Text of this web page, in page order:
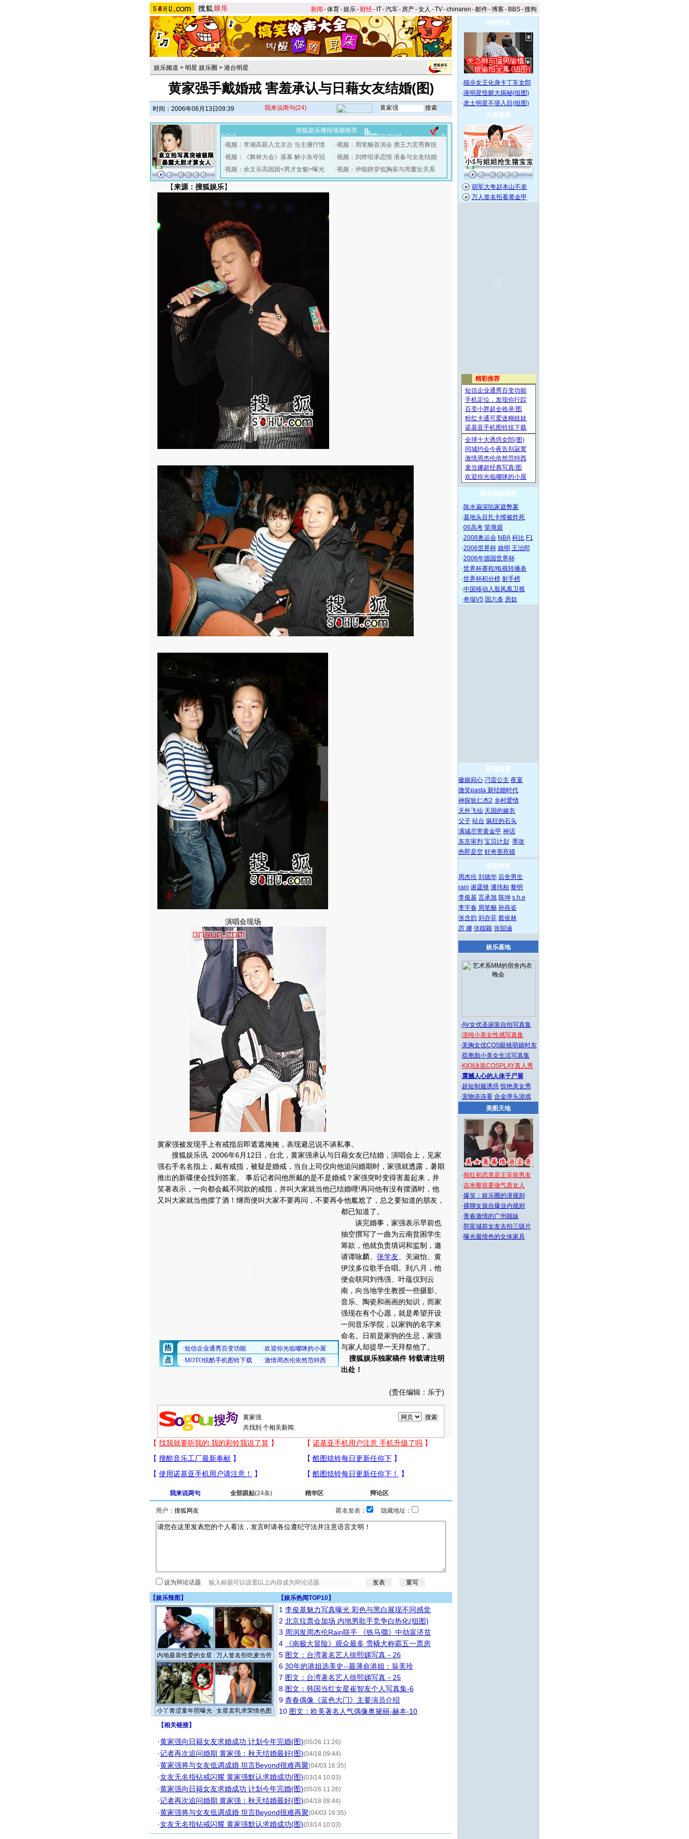
新闻 -体育-娱乐- 财经- IT-汽车- 房产-女人 -TV-chinaren -邮件-博客- BBS-搜狗
娱乐频道 > 明星 娱乐圈 > 港台明星
黄家强手戴婚戒 害羞承认与日藉女友结婚(图)
时间：2006年06月13日09:39 我来说两句(24)
搜狐娱乐播报视频推荐
·视频：李湘高薪入北京台 当主播疗情
·视频：《舞林大会》落幕 解小东夺冠
·视频：余文乐高园园<男才女貌>曝光
·视频：周笔畅首演会 携王力宏秀舞技
·视频：刘烨坦承恋情 准备与女友结婚
·视频：伊能静穿低胸装与周董扯关系
【来源：搜狐娱乐】
演唱会现场
黄家强被发现手上有戒指后即遮遮掩掩，表现避忌说不谈私事。
搜狐娱乐讯 2006年6月12日，台北，黄家强承认与日藉女友已结婚，演唱会上，见家
强右手名名指上，戴有戒指，被疑是婚戒，当台上司仪向他追问婚期时，家强就透露，暑期
推出的新碟便会找到答案。 事后记者问他所戴的是不是婚戒？家强突时变得害羞起来，并
笑著表示，一向都会戴不同款的戒指，并叫大家就当他已结婚哩!再问他有没有摆酒时，他
又叫大家就当他摆了酒！继而便叫大家不要再问，不要再令他尷尬了，总之要知道的朋友，
都已知道了。
谈完婚事，家强表示早前也
抽空撰写了一曲为云南贫困学生
筹款，他就负责填词和监制，邀
请谭咏麟、 张学友 、关淑怡、黄
伊汶多位歌手合唱。到八月，他
便会联同刘伟强、叶蕴仪到云
南，向当地学生教授一些摄影、
音乐、陶瓷和画画的知识，而家
强现在有个心愿，就是希望开设
一间音乐学院，以家驹的名字来
命名。日前是家驹的生忌，家强
与家人却提早一天拜祭他了。
搜狐娱乐独家稿件 转载请注明
出处！
(责任编辑：乐于)
共找到 个相关新闻.
我来说两句 全部跟贴(24条) 精华区 辩论区
用户： 匿名发表： 隐藏地址：
设为辩论话题
【娱乐辣图 】 【娱乐热闻TOP10】
内地最喜性爱的女星 万人签名拒吃麦当劳
小丫青涩童年照曝光 女星卖乳求荣情色图
1 李俊基魅力写真曝光 彩色与黑白展现不同感觉
2 北京拉票会加场 内地男歌手竞争白热化(组图)
3 周润发周杰伦Rain联手 《铁马骝》中劫富济贫
4
《南极大冒险》观众最多 雪橇犬称霸五一票房
5 图文：台湾著名艺人徐熙娣写真－26
6 30年的港姐选美史--最薄命港姐：翁美玲
7 图文：台湾著名艺人徐熙娣写真－25
8 图文：韩国当红女星崔智友个人写真集-6
9 青春偶像《蓝色大门》主要演员介绍
10 图文：欧美著名人气偶像奥黛丽-赫本-10
【相关链接】
·黄家强向日籍女友求婚成功 计划今年完婚(图)(05/26 11:26)
·记者再次追问婚期 黄家强：秋天结婚最好(图)(04/18 09:44)
·黄家强将与女友低调成婚 坦言Beyond很难再聚(04/03 16:35)
·女友无名指钻戒闪耀 黄家强默认求婚成功(图)(03/14 10:03)
·黄家强向日籍女友求婚成功 计划今年完婚(图)(05/26 11:26)
·记者再次追问婚期 黄家强：秋天结婚最好(图)(04/18 09:44)
·黄家强将与女友低调成婚 坦言Beyond很难再聚(04/03 16:35)
·女友无名指钻戒闪耀 黄家强默认求婚成功(图)(03/14 10:03)
热辣图集
·猫步女王化身卡丁车女郎
·港明星怪癖大揭秘(组图)
·老土明星不堪入目(组图)
火爆视频
胡军大夸赵本山不老
万人签名拒看黄金甲
频道精彩推荐
·陈水扁深陷家庭弊案
·基地头目扎卡维被炸死
·06高考 荣辱观
·2008奥运会 NBA 科比 F1
·2006世界杯 姚明 王治郅
·2006年德国世界杯
·世界杯赛程/电视转播表
·世界杯积分榜 射手榜
·中国移动入股凤凰卫视
·奇瑞V5 国六条 房奴
影视推荐
徽娘宛心 刁蛮公主 夜宴
微笑pasta 新结婚时代
神探狄仁杰2 乡村爱情
天外飞仙 天国的嫁衣
父子 站台 疯狂的石头
满城尽带黄金甲 神话
东京审判 宝贝计划
墨攻
色即是空 好奇害死猫
明星推荐
周杰伦 刘德华 后舍男生
rain 谢霆锋 潘玮柏 黎明
李俊基 言承旭 陈坤 s.h.e
李宇春 周笔畅 孙燕姿
张含韵 刘亦菲 蔡依林
厉 娜 张靓颖 张韶涵
娱乐基地
·AV女优圣诞装自拍写真集
·清纯小美女性感写真集
·美胸女优COS眼镜萌娘时东
·双胞胎小美女生活写真集
· KIQI泳装COSPLAY真人秀
·震撼人心的人体干尸展
·超短制服诱惑 惊艳美女秀
·宠物连连看 合金弹头游戏
美图天地
·韩红初恋竟是王菲前男友
·吉米整容要做气质女人
·爆笑：娱乐圈的潜规则
·裸聊女孩自爆业内规则
·青春激情的广州靓妹
·郭富城前女友去拍三级片
·曝光最情色的女体家具